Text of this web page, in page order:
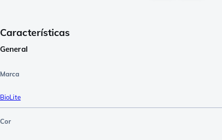
Características
General
Marca
BioLite
Cor